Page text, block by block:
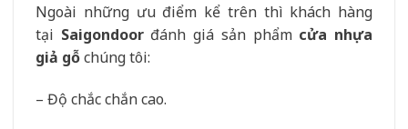
Ngoài những ưu điểm kể trên thì khách hàng
tại Saigondoorđánh giá sản phẩm cửa nhựa
giả gỗchúng tôi:
– Độ chắc chắn cao.